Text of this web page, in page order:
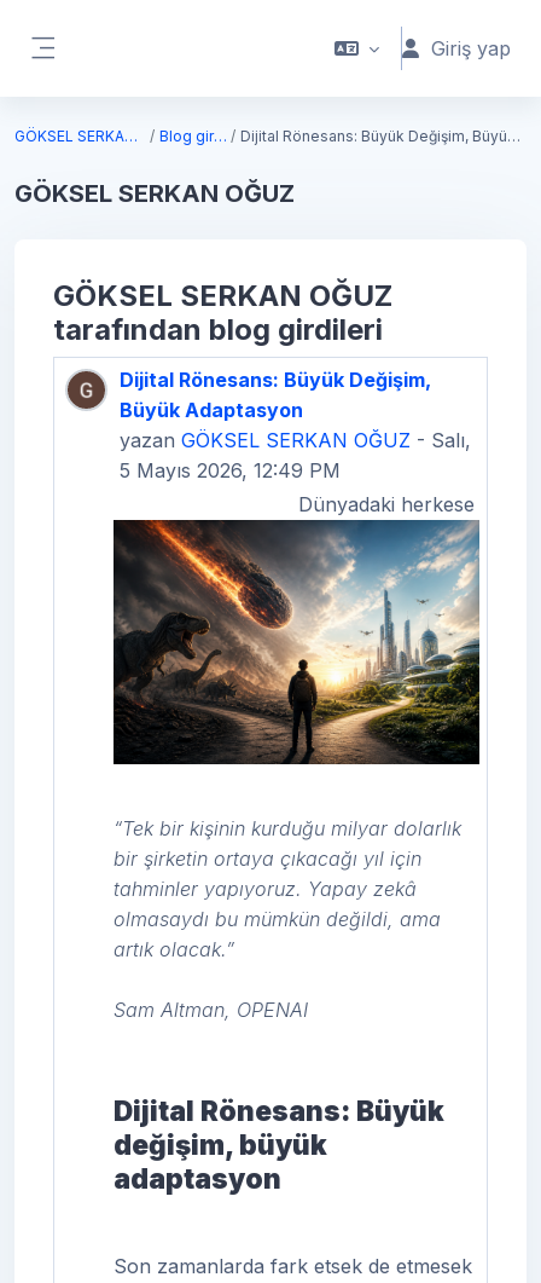
Giriş yap
GÖKSEL SERKAN OĞUZ Blog girdileri Dijital Rönesans: Büyük Değişim, Büyük Adaptasyon
GÖKSEL SERKAN OĞUZ
GÖKSEL SERKAN OĞUZ
tarafından blog girdileri
Dijital Rönesans: Büyük Değişim,
Büyük Adaptasyon
yazan GÖKSEL SERKAN OĞUZ - Salı,
5 Mayıs 2026, 12:49 PM
Dünyadaki herkese
“Tek bir kişinin kurduğu milyar dolarlık
bir şirketin ortaya çıkacağı yıl için
tahminler yapıyoruz. Yapay zekâ
olmasaydı bu mümkün değildi, ama
artık olacak.”
Sam Altman, OPENAI
Dijital Rönesans: Büyük
değişim, büyük
adaptasyon
Son zamanlarda fark etsek de etmesek